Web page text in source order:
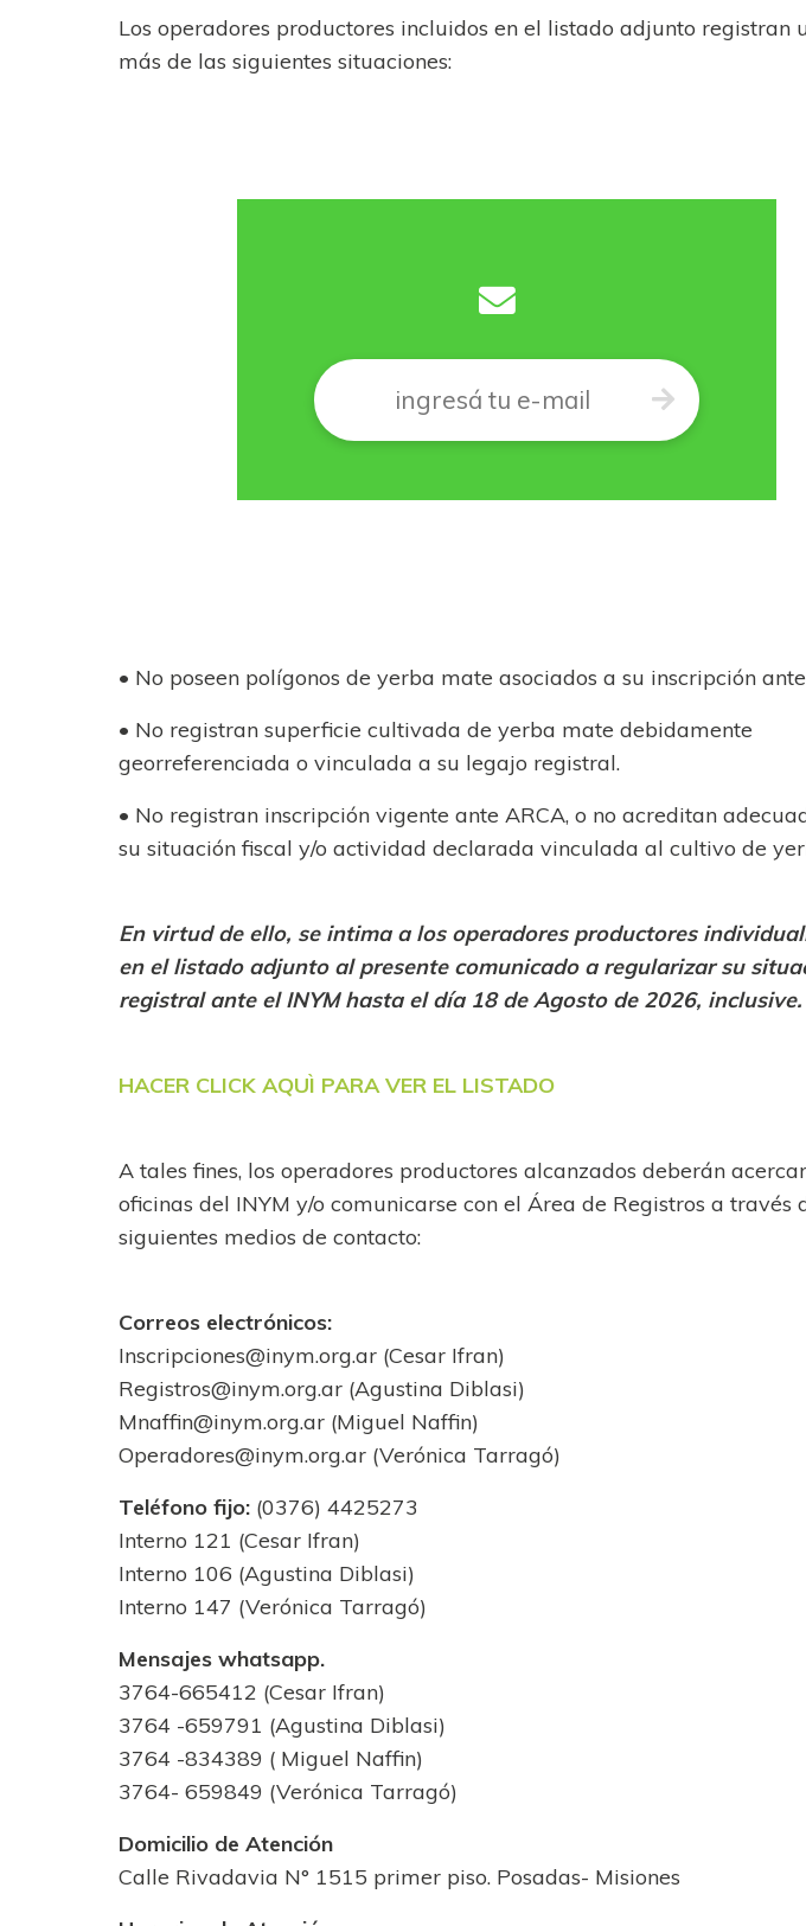
Los operadores productores incluidos en el listado adjunto registran
más de las siguientes situaciones:
Correo
• No poseen polígonos de yerba mate asociados a su inscripción
• No registran superficie cultivada de yerba mate debidamente
georreferenciada o vinculada a su legajo registral.
• No registran inscripción vigente ante ARCA, o no acreditan
su situación fiscal y/o actividad declarada vinculada al cultivo de
En virtud de ello, se intima a los operadores productores
en el listado adjunto al presente comunicado a regularizar su
registral ante el INYM hasta el día 18 de Agosto de 2026, inclusive.
HACER CLICK AQUÌ PARA VER EL LISTADO
A tales fines, los operadores productores alcanzados deberán
oficinas del INYM y/o comunicarse con el Área de Registros a través
siguientes medios de contacto:
Correos electrónicos:
Inscripciones@inym.org.ar (Cesar Ifran)
Registros@inym.org.ar (Agustina Diblasi)
Mnaffin@inym.org.ar (Miguel Naffin)
Operadores@inym.org.ar (Verónica Tarragó)
Teléfono fijo: (0376) 4425273
Interno 121 (Cesar Ifran)
Interno 106 (Agustina Diblasi)
Interno 147 (Verónica Tarragó)
Mensajes whatsapp.
3764-665412 (Cesar Ifran)
3764 -659791 (Agustina Diblasi)
3764 -834389 ( Miguel Naffin)
3764- 659849 (Verónica Tarragó)
Domicilio de Atención
Calle Rivadavia N° 1515 primer piso. Posadas- Misiones